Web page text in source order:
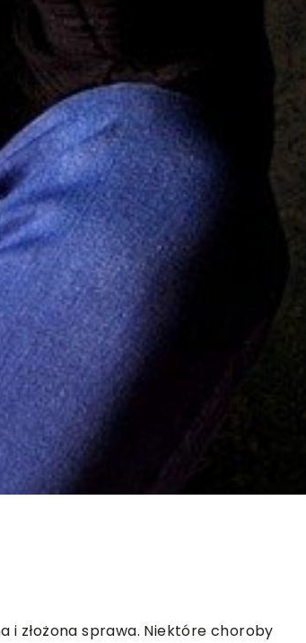
i złożona sprawa. Niektóre choroby